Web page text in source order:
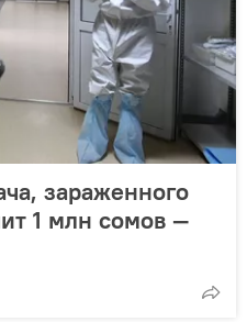
зараженного
1 млн сомов —